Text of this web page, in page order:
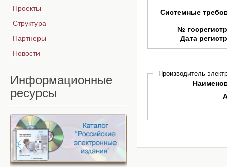
Системные
№
Дата
Производитель
Проекты
Структура
Партнеры
Новости
Информационные
ресурсы